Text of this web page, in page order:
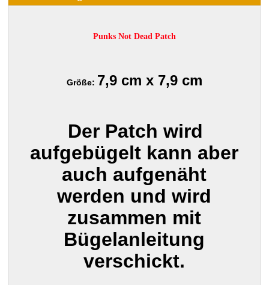
Punks Not Dead Patch
Größe: 7,9 cm x 7,9 cm
Der Patch wird
aufgebügelt kann aber
auch aufgenäht
werden und wird
zusammen mit
Bügelanleitung
verschickt.